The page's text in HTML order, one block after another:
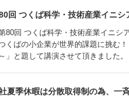
回 つくば科学・技術産業イニ
80回 つくば科学・技術産業イニシ
つくばの小企業が世界的課題に挑む
」と題して講演させて頂きました。
夏季休暇は分散取得制の為、一